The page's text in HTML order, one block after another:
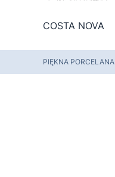
COSTA NOVA
PIĘKNA PORCELANA